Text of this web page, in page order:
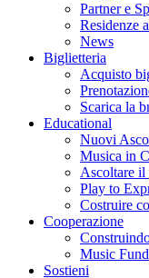
Partner e
Residenze
News
Biglietteria
Acquisto
Scarica la
Educational
Nuovi
Musica in
Ascoltare il
Play to
Costruire
Cooperazione
Music Fund
Sostieni